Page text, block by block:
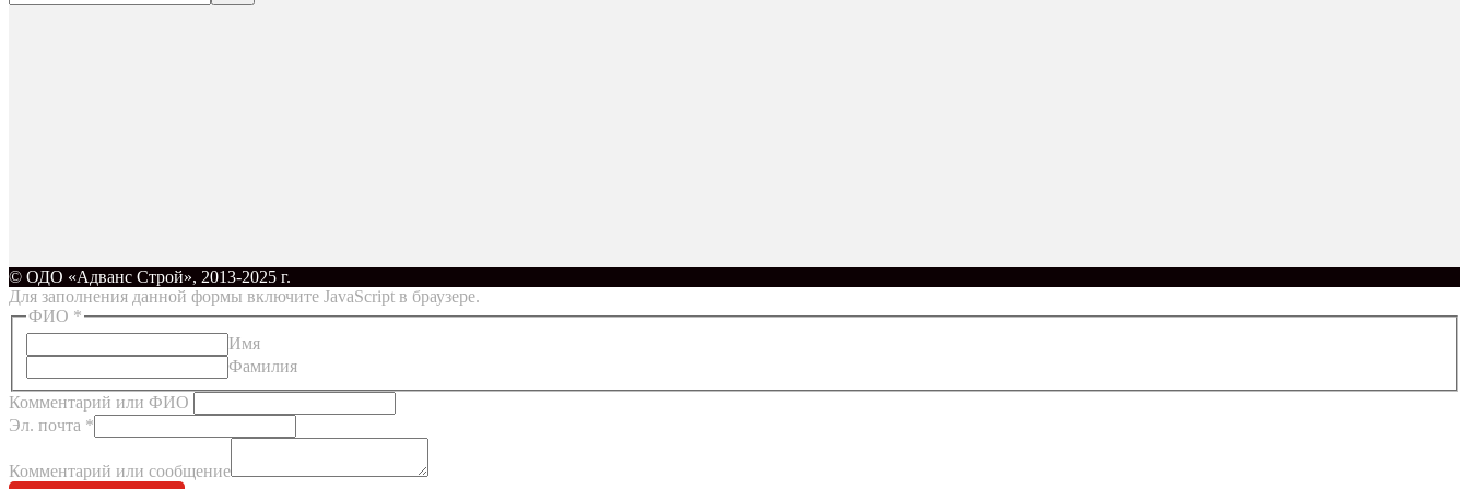
© ОДО «Адванс Строй», 2013-2025 г.
Для заполнения данной формы включите JavaScript в браузере.
ФИО *
Имя
Фамилия
Комментарий или ФИО
Эл. почта *
Комментарий или сообщение